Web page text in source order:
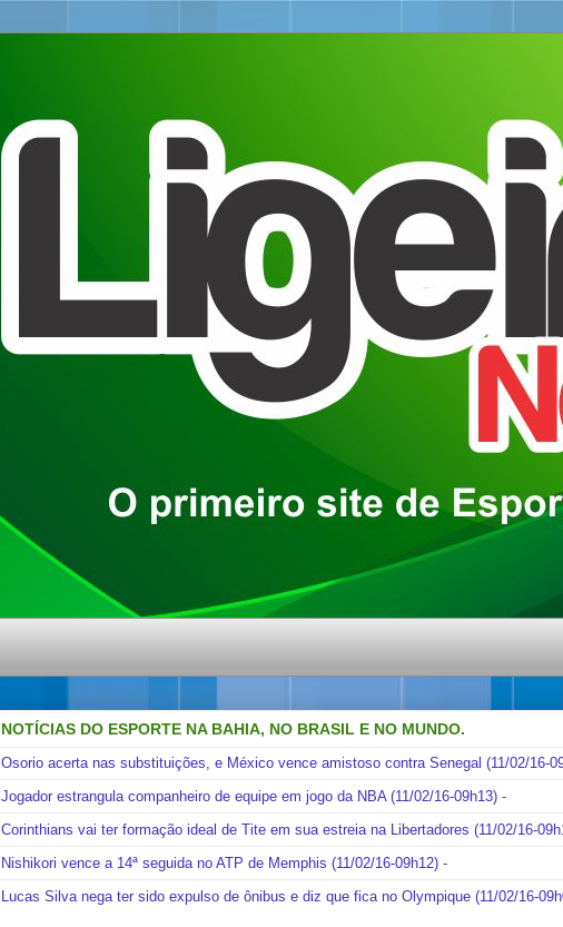
NOTÍCIAS DO ESPORTE NA BAHIA, NO BRASIL E NO MUNDO.
Osorio acerta nas substituições, e México vence amistoso contra Senegal (11/02/16-
Jogador estrangula companheiro de equipe em jogo da NBA (11/02/16-09h13) -
Corinthians vai ter formação ideal de Tite em sua estreia na Libertadores (11/02/16-
Nishikori vence a 14ª seguida no ATP de Memphis (11/02/16-09h12) -
Lucas Silva nega ter sido expulso de ônibus e diz que fica no Olympique (11/02/16-